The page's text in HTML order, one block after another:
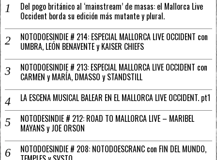
Del pogo británico al ‘mainstream’ de masas: el Mallorca Live
Occident borda su edición más mutante y plural.
NOTODOESINDIE # 214: ESPECIAL MALLORCA LIVE OCCIDENT con
UMBRA, LEÓN BENAVENTE y KAISER CHIEFS
NOTODOESINDIE # 213: ESPECIAL MALLORCA LIVE OCCIDENT con
CARMEN y MARÍA, DMASSO y STANDSTILL
LA ESCENA MUSICAL BALEAR EN EL MALLORCA LIVE OCCIDENT. pt1
NOTODESINDIE # 212: ROAD TO MALLORCA LIVE – MARIBEL
MAYANS y JOE ORSON
NOTODOESINDIE # 208: NOTODOESCRANC con FIN DEL MUNDO,